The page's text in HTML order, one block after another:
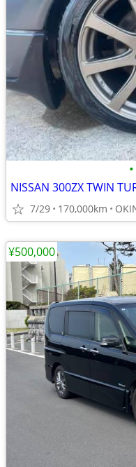
•
NISSAN 300ZX TWIN
7/29 170,000km
¥500,000